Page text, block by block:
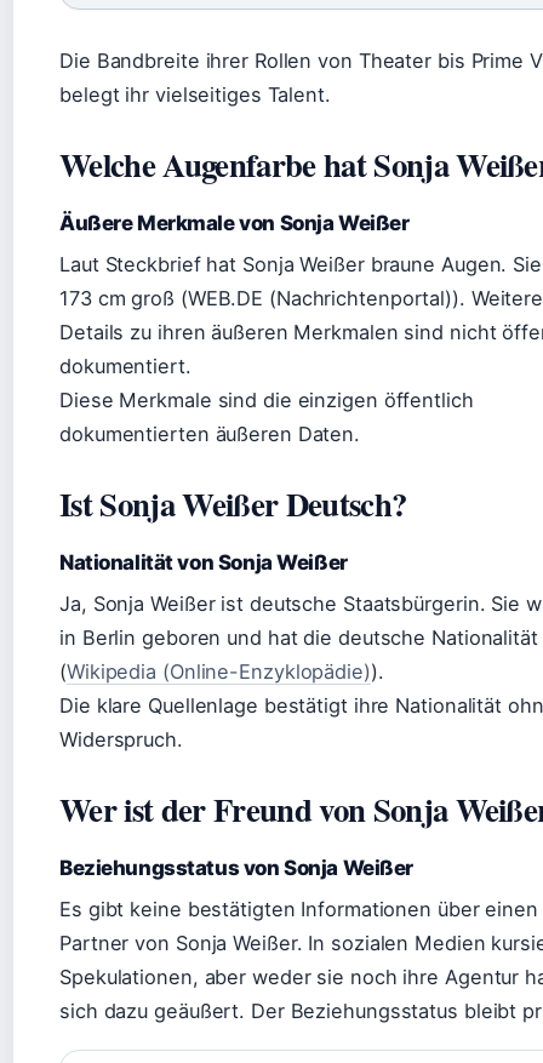
Die Bandbreite ihrer Rollen von Theater bis Prime
belegt ihr vielseitiges Talent.
Welche Augenfarbe hat Sonja
Äußere Merkmale von Sonja Weißer
Laut Steckbrief hat Sonja Weißer braune Augen.
173 cm groß (WEB.DE (Nachrichtenportal)). Weitere
Details zu ihren äußeren Merkmalen sind nicht
dokumentiert.
Diese Merkmale sind die einzigen öffentlich
dokumentierten äußeren Daten.
Ist Sonja Weißer Deutsch?
Nationalität von Sonja Weißer
Ja, Sonja Weißer ist deutsche Staatsbürgerin. Sie
in Berlin geboren und hat die deutsche Nationalität
(Wikipedia (Online-Enzyklopädie)).
Die klare Quellenlage bestätigt ihre Nationalität
Widerspruch.
Wer ist der Freund von Sonja
Beziehungsstatus von Sonja Weißer
Es gibt keine bestätigten Informationen über einen
Partner von Sonja Weißer. In sozialen Medien
Spekulationen, aber weder sie noch ihre Agentur
sich dazu geäußert. Der Beziehungsstatus bleibt